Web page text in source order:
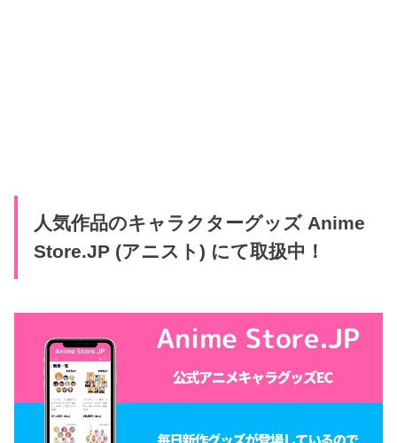
人気作品のキャラクターグッズ Anime
Store.JP (アニスト) にて取扱中！